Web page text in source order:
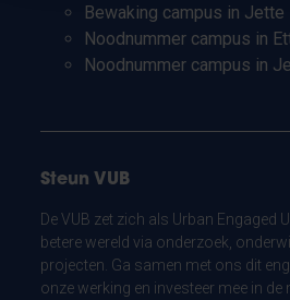
Bewaking campus in Jette
Noodnummer campus in
Noodnummer campus in
Steun VUB
De VUB zet zich als Urban Engaged
betere wereld via onderzoek,
projecten. Ga samen met ons dit
onze werking en investeer mee in de